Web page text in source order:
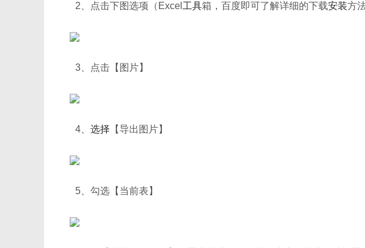
2、点击下图选项（Excel 工具箱，百度即可了解详细的下载安装方
3、点击【图片】
4、 选择 【导出图片】
5、勾选【当前表】